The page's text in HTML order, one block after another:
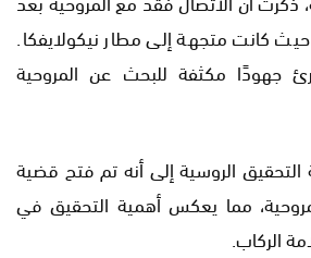
حيث كانت متجهة إلى مطار نيكولايفكا.
جهودًا مكثفة للبحث عن المروحية
التحقيق الروسية إلى أنه تم فتح قضية
مما يعكس أهمية التحقيق في
الركاب.